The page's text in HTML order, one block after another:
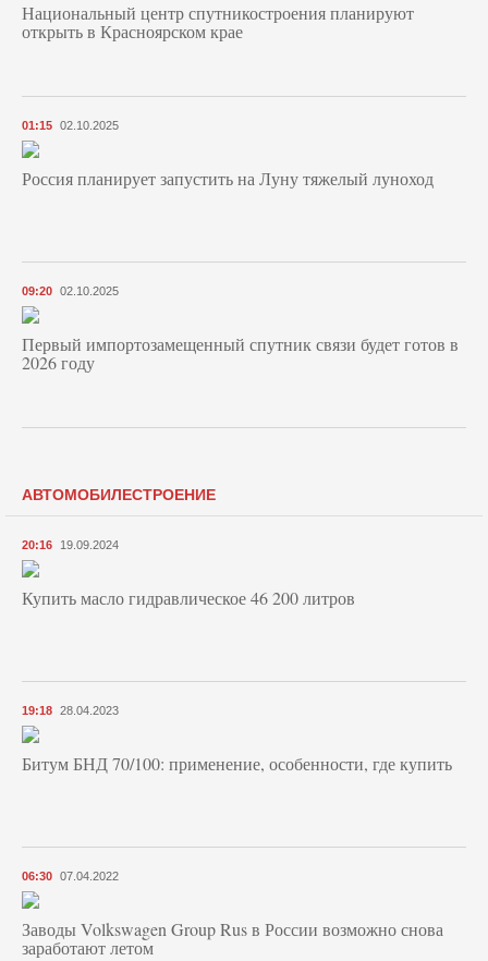
Национальный центр спутникостроения планируют
открыть в Красноярском крае
01:15 02.10.2025
Россия планирует запустить на Луну тяжелый луноход
09:20 02.10.2025
Первый импортозамещенный спутник связи будет готов в
2026 году
АВТОМОБИЛЕСТРОЕНИЕ
20:16 19.09.2024
Купить масло гидравлическое 46 200 литров
19:18 28.04.2023
Битум БНД 70/100: применение, особенности, где купить
06:30 07.04.2022
Заводы Volkswagen Group Rus в России возможно снова
заработают летом